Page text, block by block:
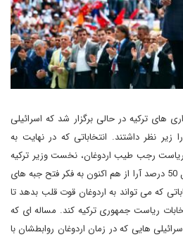
های ترکیه در حالی برگزار شد که اسرائیلی
زیر نظر داشتند. انتخاباتی که در نهایت به
رجب طیب اردوغان، نخست وزیر ترکیه
انجامید و توانست با کسب حداقل 50 درصد آرا از هم اکنون به فکر فتح جبه های
که می تواند به اردوغان قوت قلب بدهد تا
ریاست جمهوری ترکیه کند. مساله ای که
هایی که در زمان اردوغان روابطشان با